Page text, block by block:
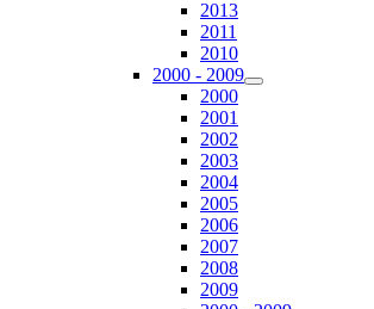
2013
2011
2010
2000 - 2009
2000
2001
2002
2003
2004
2005
2006
2007
2008
2009